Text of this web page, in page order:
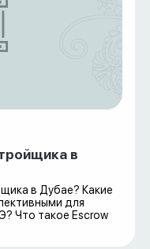
в
в Дубае? Какие
для
Что такое Escrow